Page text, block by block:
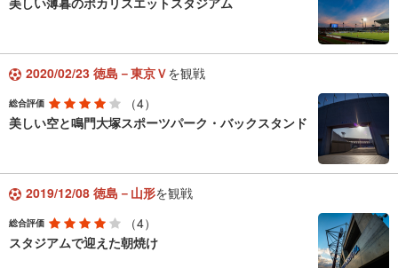
2020/02/23 徳島－東京Ｖを観戦
総合評価
（4）
美しい空と鳴門大塚スポーツパーク・バックスタンド
2019/12/08 徳島－山形を観戦
総合評価
（4）
スタジアムで迎えた朝焼け